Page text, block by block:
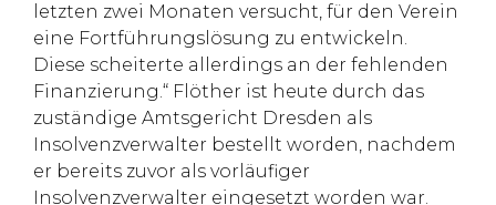
letzten zwei Monaten versucht, für den Verein
eine Fortführungslösung zu entwickeln.
Diese scheiterte allerdings an der fehlenden
Finanzierung.“ Flöther ist heute durch das
zuständige Amtsgericht Dresden als
Insolvenzverwalter bestellt worden, nachdem
er bereits zuvor als vorläufiger
Insolvenzverwalter eingesetzt worden war.